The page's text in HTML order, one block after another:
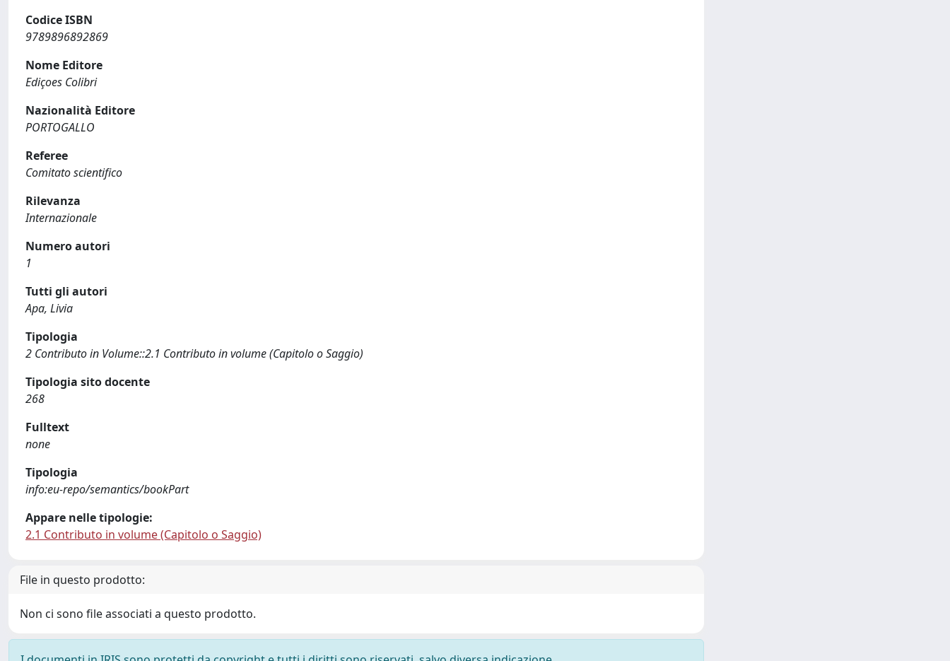
Codice ISBN
9789896892869
Nome Editore
Ediçoes Colibri
Nazionalità Editore
PORTOGALLO
Referee
Comitato scientifico
Rilevanza
Internazionale
Numero autori
1
Tutti gli autori
Apa, Livia
Tipologia
2 Contributo in Volume::2.1 Contributo in volume (Capitolo o Saggio)
Tipologia sito docente
268
Fulltext
none
Tipologia
info:eu-repo/semantics/bookPart
Appare nelle tipologie:
2.1 Contributo in volume (Capitolo o Saggio)
File in questo prodotto:
Non ci sono file associati a questo prodotto.